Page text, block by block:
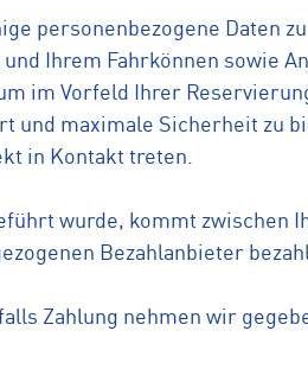
personenbezogene Daten
Ihrem Fahrkönnen sowie
im Vorfeld Ihrer
und maximale Sicherheit zu
in Kontakt treten.
wurde, kommt zwischen
Bezahlanbieter
Zahlung nehmen wir